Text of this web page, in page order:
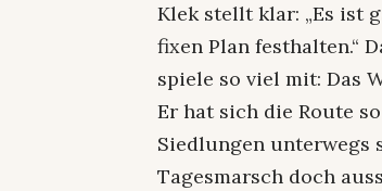
Klek stellt klar: „Es ist
fixen Plan festhalten.“
spiele so viel mit: Das
Er hat sich die Route
Siedlungen unterwegs
Tagesmarsch doch